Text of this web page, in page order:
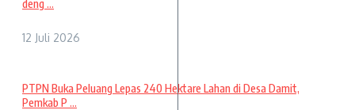
deng ...
12 Juli 2026
PTPN Buka Peluang Lepas 240 Hektare Lahan di Desa Damit,
Pemkab P ...